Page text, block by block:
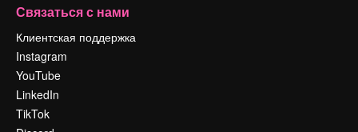
Связаться с нами
Клиентская поддержка
Instagram
YouTube
LinkedIn
TikTok